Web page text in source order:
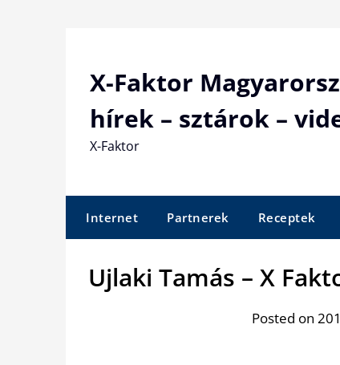
X-Faktor
hírek – sztárok –
X-Faktor
Internet Partnerek Receptek
Ujlaki Tamás – X
Posted on